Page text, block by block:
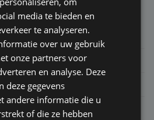
media te bieden en
te analyseren.
over uw gebruik
onze partners voor
en analyse. Deze
deze gegevens
andere informatie die u
of die ze hebben